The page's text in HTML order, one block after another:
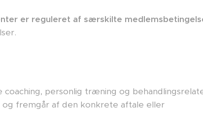
er reguleret af særskilte
personlig træning og
og fremgår af den konkrete aftale eller